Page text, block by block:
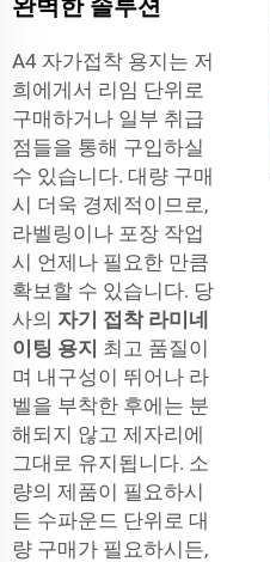
완벽한 솔루션
A4 자가접착 용지는 저
희에게서 리임 단위로
구매하거나 일부 취급
점들을 통해 구입하실
수 있습니다. 대량 구매
시 더욱 경제적이므로,
라벨링이나 포장 작업
시 언제나 필요한 만큼
확보할 수 있습니다. 당
사의 자기 접착 라미네
이팅 용지 최고 품질이
며 내구성이 뛰어나 라
벨을 부착한 후에는 분
해되지 않고 제자리에
그대로 유지됩니다. 소
량의 제품이 필요하시
든 수파운드 단위로 대
량 구매가 필요하시든,